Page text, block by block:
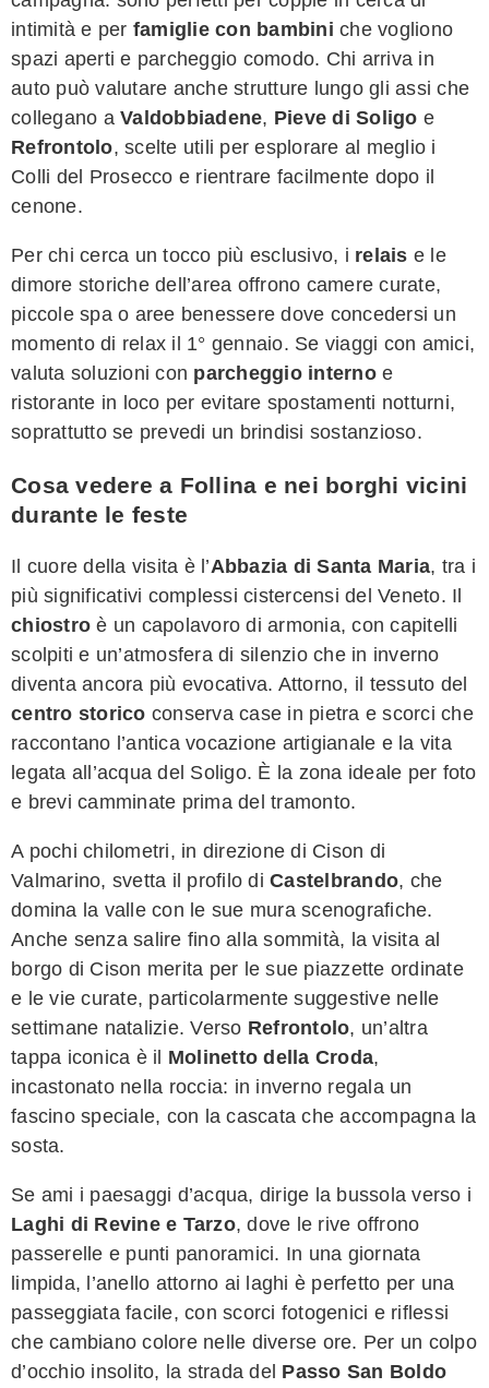
intimità e per famiglie con bambini che vogliono
spazi aperti e parcheggio comodo. Chi arriva in
auto può valutare anche strutture lungo gli assi che
collegano a Valdobbiadene, Pieve di Soligo e
Refrontolo, scelte utili per esplorare al meglio i
Colli del Prosecco e rientrare facilmente dopo il
cenone.
Per chi cerca un tocco più esclusivo, i relais e le
dimore storiche dell’area offrono camere curate,
piccole spa o aree benessere dove concedersi un
momento di relax il 1° gennaio. Se viaggi con amici,
valuta soluzioni con parcheggio internoe
ristorante in loco per evitare spostamenti notturni,
soprattutto se prevedi un brindisi sostanzioso.
Cosa vedere a Follina e nei borghi vicini
durante le feste
Il cuore della visita è l’Abbazia di Santa Maria, tra i
più significativi complessi cistercensi del Veneto. Il
chiostro è un capolavoro di armonia, con capitelli
scolpiti e un’atmosfera di silenzio che in inverno
diventa ancora più evocativa. Attorno, il tessuto del
centro storico conserva case in pietra e scorci che
raccontano l’antica vocazione artigianale e la vita
legata all’acqua del Soligo. È la zona ideale per foto
e brevi camminate prima del tramonto.
A pochi chilometri, in direzione di Cison di
Valmarino, svetta il profilo di Castelbrando, che
domina la valle con le sue mura scenografiche.
Anche senza salire fino alla sommità, la visita al
borgo di Cison merita per le sue piazzette ordinate
e le vie curate, particolarmente suggestive nelle
settimane natalizie. Verso Refrontolo, un’altra
tappa iconica è il Molinetto della Croda,
incastonato nella roccia: in inverno regala un
fascino speciale, con la cascata che accompagna la
sosta.
Se ami i paesaggi d’acqua, dirige la bussola verso i
Laghi di Revine e Tarzo, dove le rive offrono
passerelle e punti panoramici. In una giornata
limpida, l’anello attorno ai laghi è perfetto per una
passeggiata facile, con scorci fotogenici e riflessi
che cambiano colore nelle diverse ore. Per un colpo
d’occhio insolito, la strada del Passo San Boldo